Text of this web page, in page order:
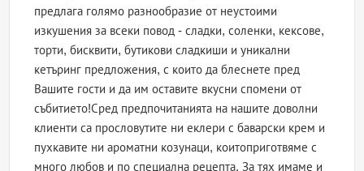
предлага голямо разнообразие от неустоими
изкушения за всеки повод - сладки, соленки, кексове,
торти, бисквити, бутикови сладкиши и уникални
кетъринг предложения, с които да блеснете пред
Вашите гости и да им оставите вкусни спомени от
събитието!Сред предпочитанията на нашите доволни
клиенти са прословутите ни еклери с баварски крем и
пухкавите ни ароматни козунаци, коитоприготвяме с
много любов и по специална рецепта. За тях имаме и